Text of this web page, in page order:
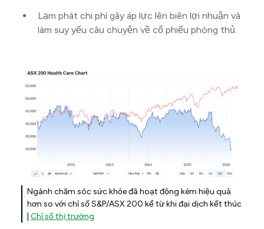
Lạm phát chi phí gây áp lực lên biên lợi nhuận và
làm suy yếu câu chuyện về cổ phiếu phòng thủ.
Ngành chăm sóc sức khỏe đã hoạt động kém hiệu quả
hơn so với chỉ số S&P/ASX 200 kể từ khi đại dịch kết thúc
Chỉ số thị trường